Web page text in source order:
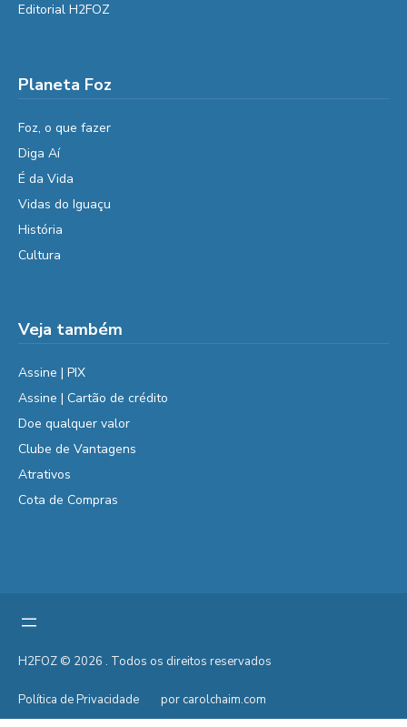
Editorial H2FOZ
Planeta Foz
Foz, o que fazer
Diga Aí
É da Vida
Vidas do Iguaçu
História
Cultura
Veja também
Assine | PIX
Assine | Cartão de crédito
Doe qualquer valor
Clube de Vantagens
Atrativos
Cota de Compras
H2FOZ © 2026 . Todos os direitos reservados
Política de Privacidade por carolchaim.com